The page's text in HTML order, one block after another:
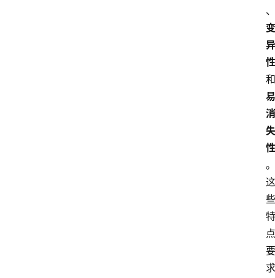
、
变
异
性
和
易
消
失
性
。
这
些
特
点
要
求